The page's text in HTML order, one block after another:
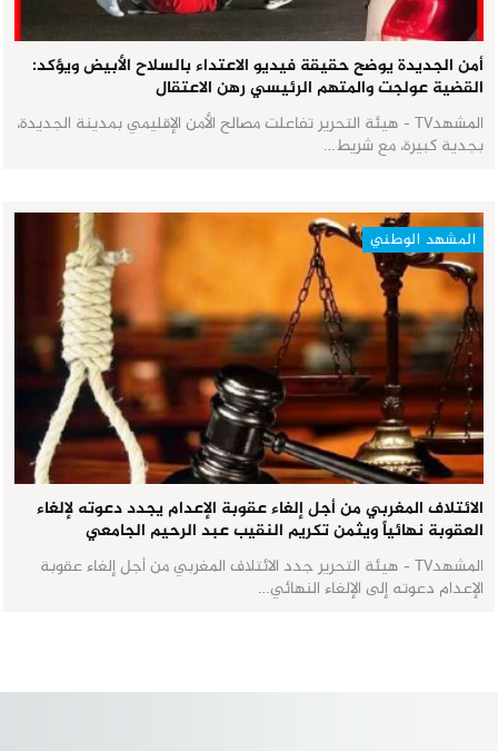
أمن الجديدة يوضح حقيقة فيديو الاعتداء بالسلاح الأبيض ويؤكد:
القضية عولجت والمتهم الرئيسي رهن الاعتقال
المشهدTV - هيئة التحرير تفاعلت مصالح الأمن الإقليمي بمدينة الجديدة،
بجدية كبيرة، مع شريط…
المشهد الوطني
الائتلاف المغربي من أجل إلغاء عقوبة الإعدام يجدد دعوته لإلغاء
العقوبة نهائياً ويثمن تكريم النقيب عبد الرحيم الجامعي
المشهدTV - هيئة التحرير جدد الائتلاف المغربي من أجل إلغاء عقوبة
الإعدام دعوته إلى الإلغاء النهائي…